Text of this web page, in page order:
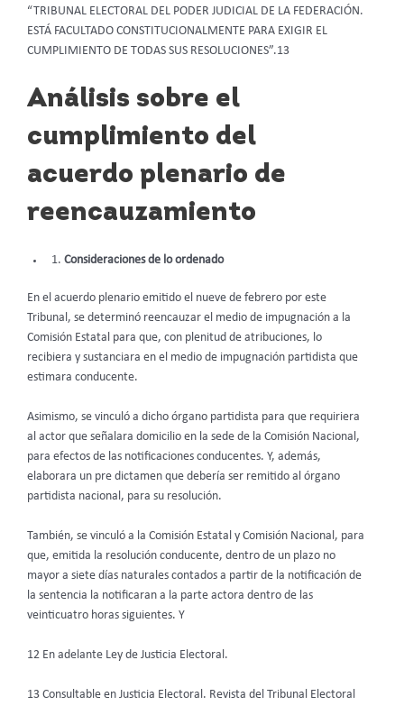
“TRIBUNAL ELECTORAL DEL PODER JUDICIAL DE LA FEDERACIÓN.
ESTÁ FACULTADO CONSTITUCIONALMENTE PARA EXIGIR EL
CUMPLIMIENTO DE TODAS SUS RESOLUCIONES”.13
Análisis sobre el
cumplimiento del
acuerdo plenario de
reencauzamiento
Consideraciones de lo ordenado
En el acuerdo plenario emitido el nueve de febrero por este
Tribunal, se determinó reencauzar el medio de impugnación a la
Comisión Estatal para que, con plenitud de atribuciones, lo
recibiera y sustanciara en el medio de impugnación partidista que
estimara conducente.
Asimismo, se vinculó a dicho órgano partidista para que requiriera
al actor que señalara domicilio en la sede de la Comisión Nacional,
para efectos de las notificaciones conducentes. Y, además,
elaborara un pre dictamen que debería ser remitido al órgano
partidista nacional, para su resolución.
También, se vinculó a la Comisión Estatal y Comisión Nacional, para
que, emitida la resolución conducente, dentro de un plazo no
mayor a siete días naturales contados a partir de la notificación de
la sentencia la notificaran a la parte actora dentro de las
veinticuatro horas siguientes. Y
12 En adelante Ley de Justicia Electoral.
13 Consultable en Justicia Electoral. Revista del Tribunal Electoral